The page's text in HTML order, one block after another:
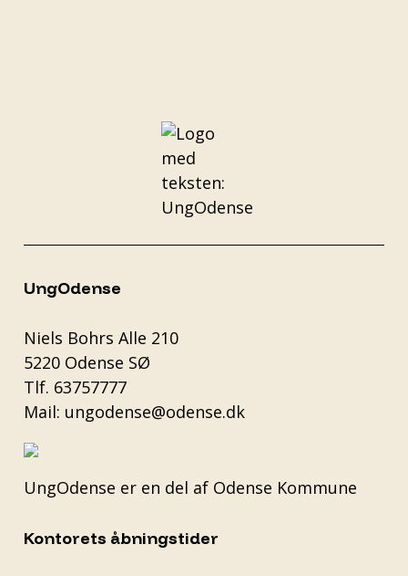
UngOdense
Niels Bohrs Alle 210
5220 Odense SØ
Tlf. 63757777
Mail: ungodense@odense.dk
UngOdense er en del af Odense Kommune
Kontorets åbningstider